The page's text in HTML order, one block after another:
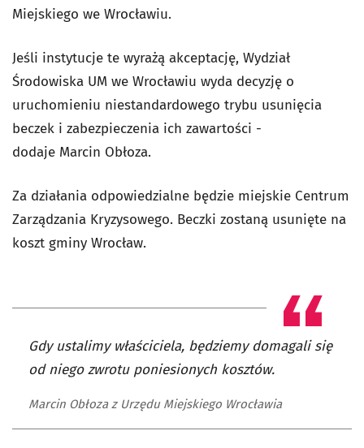
Miejskiego we Wrocławiu.
Jeśli instytucje te wyrażą akceptację, Wydział
Środowiska UM we Wrocławiu wyda decyzję o
uruchomieniu niestandardowego trybu usunięcia
beczek i zabezpieczenia ich zawartości -
dodaje Marcin Obłoza.
Za działania odpowiedzialne będzie miejskie Centrum
Zarządzania Kryzysowego. Beczki zostaną usunięte na
koszt gminy Wrocław.
Gdy ustalimy właściciela, będziemy domagali się
od niego zwrotu poniesionych kosztów.
Marcin Obłoza z Urzędu Miejskiego Wrocławia